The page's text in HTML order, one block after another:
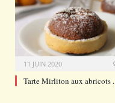
11 JUIN 2020
Tarte Mirliton aux abricots .